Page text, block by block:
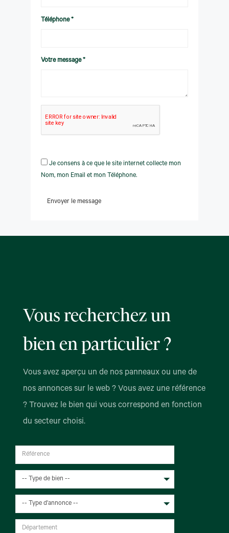
Téléphone *
Votre message *
Je consens à ce que le site internet collecte mon
Nom, mon Email et mon Téléphone.
Envoyer le message
Vous recherchez un
bien en particulier ?
Vous avez aperçu un de nos panneaux ou une de
nos annonces sur le web ? Vous avez une référence
? Trouvez le bien qui vous correspond en fonction
du secteur choisi.
-- Type de bien --
-- Type d'annonce --